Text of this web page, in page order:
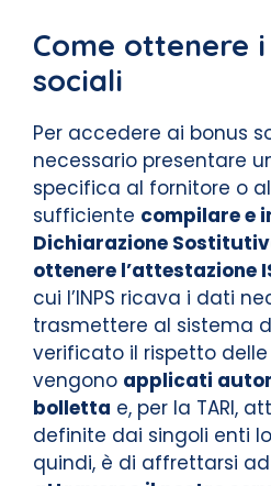
Come ottenere
sociali
Per accedere ai bonus
necessario presentare
specifica al fornitore o
sufficiente compilare e
Dichiarazione
ottenere l’attestazione
cui l’INPS ricava i dati
trasmettere al sistema
verificato il rispetto
vengono applicati
bolletta e, per la TARI,
definite dai singoli enti
quindi, è di affrettarsi ad